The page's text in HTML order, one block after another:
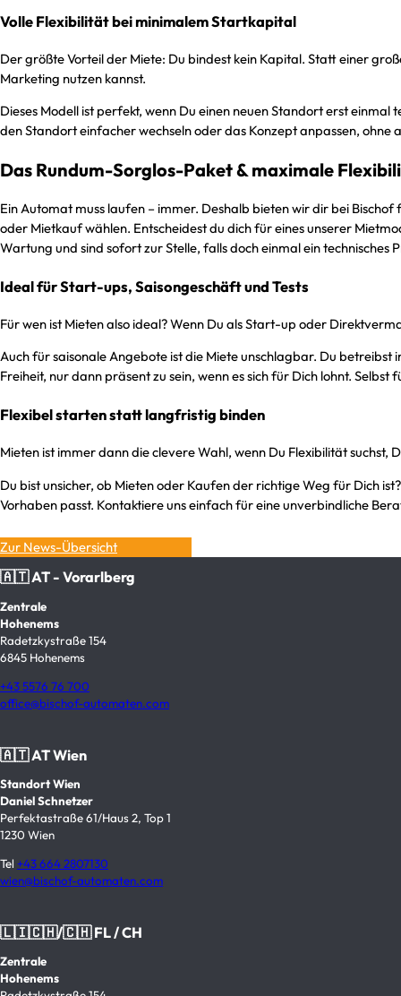
Volle Flexibilität bei minimalem Startkapital
Der größte Vorteil der Miete: Du bindest kein Kapital. Statt einer
Marketing nutzen kannst.
Dieses Modell ist perfekt, wenn Du einen neuen Standort erst
den Standort einfacher wechseln oder das Konzept anpassen, ohne
Das Rundum-Sorglos-Paket & maximale
Ein Automat muss laufen – immer. Deshalb bieten wir dir bei
oder Mietkauf wählen. Entscheidest du dich für eines unserer
Wartung und sind sofort zur Stelle, falls doch einmal ein
Ideal für Start-ups, Saisongeschäft und Tests
Für wen ist Mieten also ideal? Wenn Du als Start-up oder
Auch für saisonale Angebote ist die Miete unschlagbar. Du
Freiheit, nur dann präsent zu sein, wenn es sich für Dich lohnt.
Flexibel starten statt langfristig binden
Mieten ist immer dann die clevere Wahl, wenn Du Flexibilität
Du bist unsicher, ob Mieten oder Kaufen der richtige Weg für Dich
Vorhaben passt. Kontaktiere uns einfach für eine unverbindliche
Zur News-Übersicht
🇦🇹 AT - Vorarlberg
Zentrale
Hohenems
Radetzkystraße 154
6845 Hohenems
+43 5576 76 700
office@bischof-automaten.com
🇦🇹 AT Wien
Standort Wien
Daniel Schnetzer
Perfektastraße 61/Haus 2, Top 1
1230 Wien
Tel +43 664 2807130
wien@bischof-automaten.com
🇱🇮🇨🇭/🇨🇭 FL / CH
Zentrale
Hohenems